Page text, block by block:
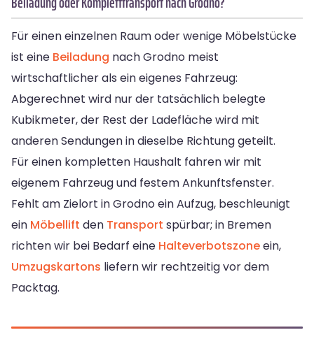
Für einen einzelnen Raum oder wenige Möbelstücke
ist eine Beiladung nach Grodno meist
wirtschaftlicher als ein eigenes Fahrzeug:
Abgerechnet wird nur der tatsächlich belegte
Kubikmeter, der Rest der Ladefläche wird mit
anderen Sendungen in dieselbe Richtung geteilt.
Für einen kompletten Haushalt fahren wir mit
eigenem Fahrzeug und festem Ankunftsfenster.
Fehlt am Zielort in Grodno ein Aufzug, beschleunigt
ein Möbellift den Transport spürbar; in Bremen
richten wir bei Bedarf eine Halteverbotszoneein,
Umzugskartons liefern wir rechtzeitig vor dem
Packtag.